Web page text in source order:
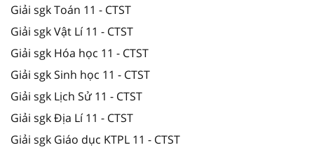
Giải sgk Toán 11 - CTST
Giải sgk Vật Lí 11 - CTST
Giải sgk Hóa học 11 - CTST
Giải sgk Sinh học 11 - CTST
Giải sgk Lịch Sử 11 - CTST
Giải sgk Địa Lí 11 - CTST
Giải sgk Giáo dục KTPL 11 - CTST